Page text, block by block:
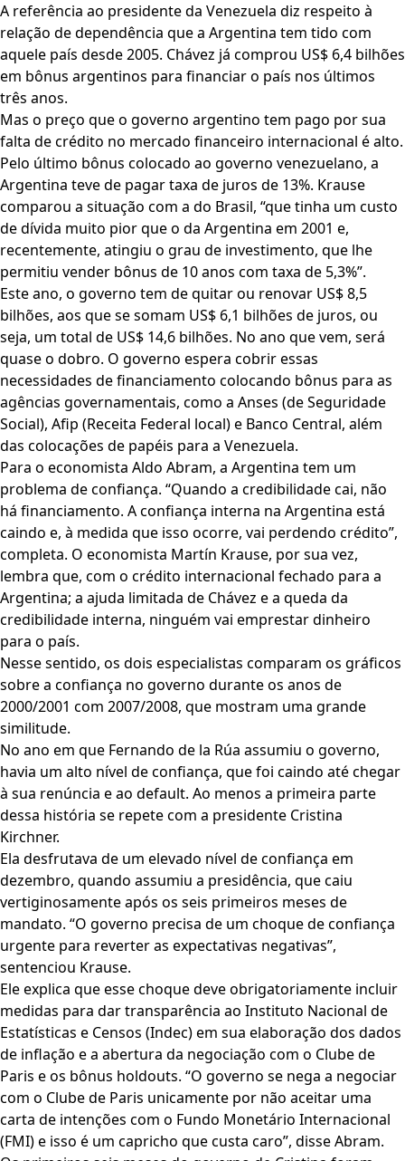
A referência ao presidente da Venezuela diz respeito à
relação de dependência que a Argentina tem tido com
aquele país desde 2005. Chávez já comprou US$ 6,4 bilhões
em bônus argentinos para financiar o país nos últimos
três anos.
Mas o preço que o governo argentino tem pago por sua
falta de crédito no mercado financeiro internacional é alto.
Pelo último bônus colocado ao governo venezuelano, a
Argentina teve de pagar taxa de juros de 13%. Krause
comparou a situação com a do Brasil, “que tinha um custo
de dívida muito pior que o da Argentina em 2001 e,
recentemente, atingiu o grau de investimento, que lhe
permitiu vender bônus de 10 anos com taxa de 5,3%”.
Este ano, o governo tem de quitar ou renovar US$ 8,5
bilhões, aos que se somam US$ 6,1 bilhões de juros, ou
seja, um total de US$ 14,6 bilhões. No ano que vem, será
quase o dobro. O governo espera cobrir essas
necessidades de financiamento colocando bônus para as
agências governamentais, como a Anses (de Seguridade
Social), Afip (Receita Federal local) e Banco Central, além
das colocações de papéis para a Venezuela.
Para o economista Aldo Abram, a Argentina tem um
problema de confiança. “Quando a credibilidade cai, não
há financiamento. A confiança interna na Argentina está
caindo e, à medida que isso ocorre, vai perdendo crédito”,
completa. O economista Martín Krause, por sua vez,
lembra que, com o crédito internacional fechado para a
Argentina; a ajuda limitada de Chávez e a queda da
credibilidade interna, ninguém vai emprestar dinheiro
para o país.
Nesse sentido, os dois especialistas comparam os gráficos
sobre a confiança no governo durante os anos de
2000/2001 com 2007/2008, que mostram uma grande
similitude.
No ano em que Fernando de la Rúa assumiu o governo,
havia um alto nível de confiança, que foi caindo até chegar
à sua renúncia e ao default. Ao menos a primeira parte
dessa história se repete com a presidente Cristina
Kirchner.
Ela desfrutava de um elevado nível de confiança em
dezembro, quando assumiu a presidência, que caiu
vertiginosamente após os seis primeiros meses de
mandato. “O governo precisa de um choque de confiança
urgente para reverter as expectativas negativas”,
sentenciou Krause.
Ele explica que esse choque deve obrigatoriamente incluir
medidas para dar transparência ao Instituto Nacional de
Estatísticas e Censos (Indec) em sua elaboração dos dados
de inflação e a abertura da negociação com o Clube de
Paris e os bônus holdouts. “O governo se nega a negociar
com o Clube de Paris unicamente por não aceitar uma
carta de intenções com o Fundo Monetário Internacional
(FMI) e isso é um capricho que custa caro”, disse Abram.